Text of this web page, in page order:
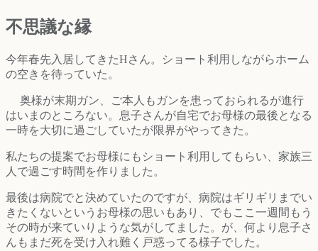
不思議な縁
今年春先入居してきたHさん。ショート利用しながらホーム
の空きを待っていた。
奥様が末期ガン、ご本人もガンを患っておられるが進行
はいまのところない。息子さんが自宅でお母様の最後となる
一時を大切に過ごしていたが限界がやってきた。
私たちの提案でお母様にもショート利用してもらい、家族三
人で過ごす時間を作りました。
最後は病院でと決めていたのですが、病院はギリギリまでい
きたくないというお母様の思いもあり、でもここ一週間もう
その時が来ていりような気がしてました。が、何より息子さ
んもまだ死を受け入れ難く戸惑ってる様子でした。